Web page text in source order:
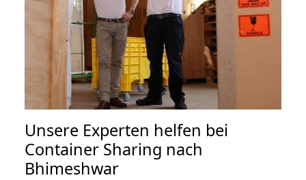
Unsere Experten helfen bei
Container Sharing nach
Bhimeshwar